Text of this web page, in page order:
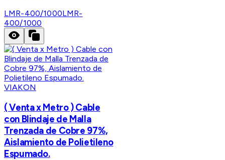
LMR-400/1000LMR-
400/1000
VIAKON
( Venta x Metro ) Cable
con Blindaje de Malla
Trenzada de Cobre 97%,
Aislamiento de Polietileno
Espumado.